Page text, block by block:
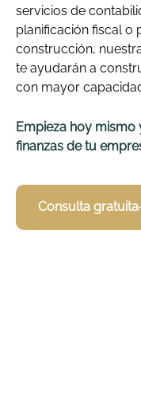
servicios de
planificación fiscal o
construcción,
te ayudarán a
con mayor
Empieza hoy mismo
finanzas de tu
Consulta gratuita